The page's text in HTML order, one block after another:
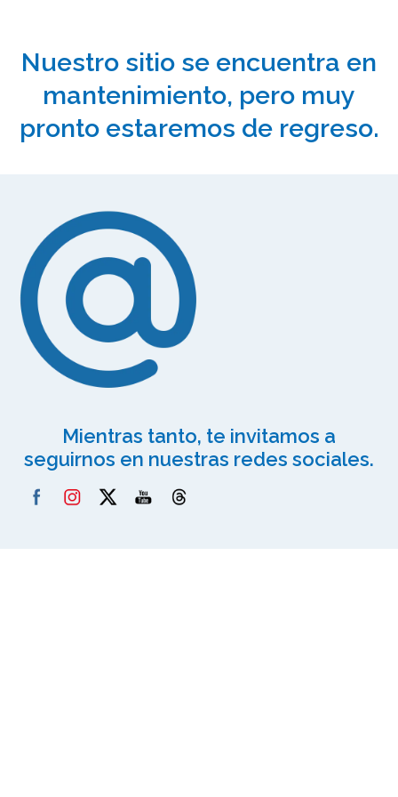
Nuestro sitio se encuentra en
mantenimiento, pero muy
pronto estaremos de regreso.
Mientras tanto, te invitamos a
seguirnos en nuestras redes sociales.